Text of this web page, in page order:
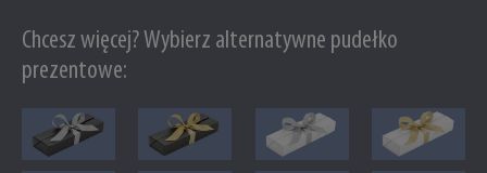
Chcesz więcej? Wybierz alternatywne pudełko
prezentowe: